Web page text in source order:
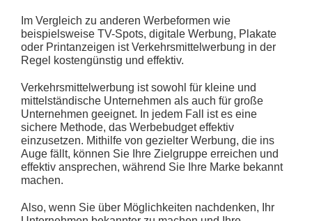
Im Vergleich zu anderen Werbeformen wie
beispielsweise TV-Spots, digitale Werbung, Plakate
oder Printanzeigen ist Verkehrsmittelwerbung in der
Regel kostengünstig und effektiv.
Verkehrsmittelwerbung ist sowohl für kleine und
mittelständische Unternehmen als auch für große
Unternehmen geeignet. In jedem Fall ist es eine
sichere Methode, das Werbebudget effektiv
einzusetzen. Mithilfe von gezielter Werbung, die ins
Auge fällt, können Sie Ihre Zielgruppe erreichen und
effektiv ansprechen, während Sie Ihre Marke bekannt
machen.
Also, wenn Sie über Möglichkeiten nachdenken, Ihr